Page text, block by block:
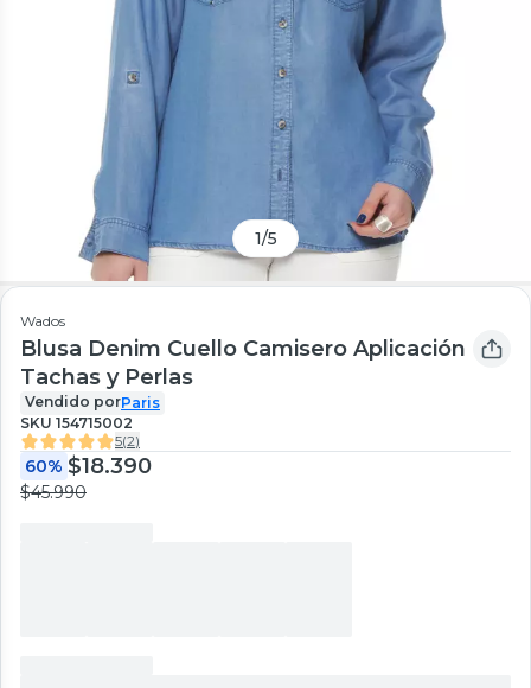
1/5
Wados
Blusa Denim Cuello Camisero Aplicación
Tachas y Perlas
Vendido porParis
SKU 154715002
5(2)
60% $18.390
$45.990